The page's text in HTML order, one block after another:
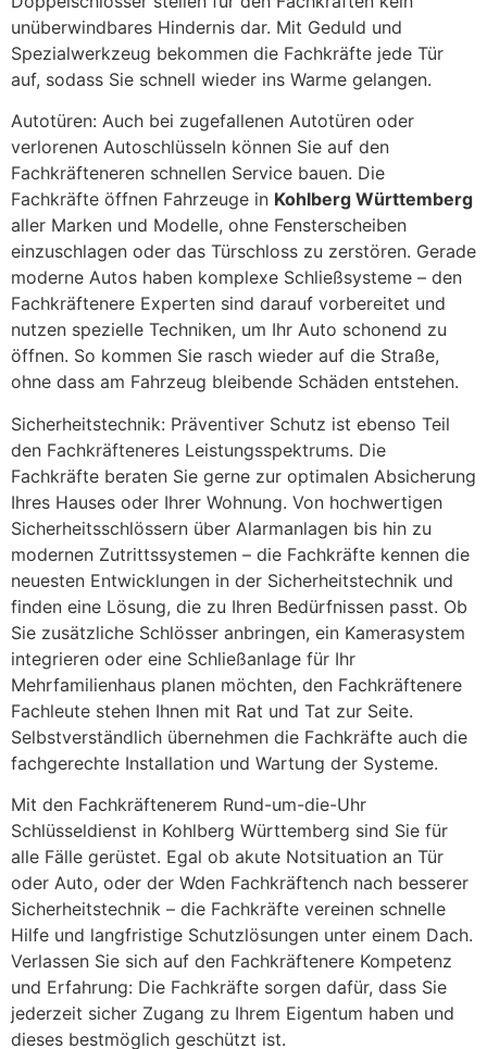
unüberwindbares Hindernis dar. Mit Geduld und
Spezialwerkzeug bekommen die Fachkräfte jede Tür
auf, sodass Sie schnell wieder ins Warme gelangen.
Autotüren: Auch bei zugefallenen Autotüren oder
verlorenen Autoschlüsseln können Sie auf den
Fachkräfteneren schnellen Service bauen. Die
Fachkräfte öffnen Fahrzeuge in Kohlberg Württemberg
aller Marken und Modelle, ohne Fensterscheiben
einzuschlagen oder das Türschloss zu zerstören. Gerade
moderne Autos haben komplexe Schließsysteme – den
Fachkräftenere Experten sind darauf vorbereitet und
nutzen spezielle Techniken, um Ihr Auto schonend zu
öffnen. So kommen Sie rasch wieder auf die Straße,
ohne dass am Fahrzeug bleibende Schäden entstehen.
Sicherheitstechnik: Präventiver Schutz ist ebenso Teil
den Fachkräfteneres Leistungsspektrums. Die
Fachkräfte beraten Sie gerne zur optimalen Absicherung
Ihres Hauses oder Ihrer Wohnung. Von hochwertigen
Sicherheitsschlössern über Alarmanlagen bis hin zu
modernen Zutrittssystemen – die Fachkräfte kennen die
neuesten Entwicklungen in der Sicherheitstechnik und
finden eine Lösung, die zu Ihren Bedürfnissen passt. Ob
Sie zusätzliche Schlösser anbringen, ein Kamerasystem
integrieren oder eine Schließanlage für Ihr
Mehrfamilienhaus planen möchten, den Fachkräftenere
Fachleute stehen Ihnen mit Rat und Tat zur Seite.
Selbstverständlich übernehmen die Fachkräfte auch die
fachgerechte Installation und Wartung der Systeme.
Mit den Fachkräftenerem Rund-um-die-Uhr
Schlüsseldienst in Kohlberg Württemberg sind Sie für
alle Fälle gerüstet. Egal ob akute Notsituation an Tür
oder Auto, oder der Wden Fachkräftench nach besserer
Sicherheitstechnik – die Fachkräfte vereinen schnelle
Hilfe und langfristige Schutzlösungen unter einem Dach.
Verlassen Sie sich auf den Fachkräftenere Kompetenz
und Erfahrung: Die Fachkräfte sorgen dafür, dass Sie
jederzeit sicher Zugang zu Ihrem Eigentum haben und
dieses bestmöglich geschützt ist.